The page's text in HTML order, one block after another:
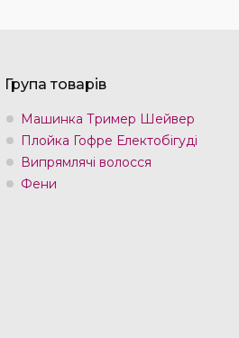
Група товарів
Машинка Тример Шейвер
Плойка Гофре Електобігуді
Випрямлячі волосся
Фени